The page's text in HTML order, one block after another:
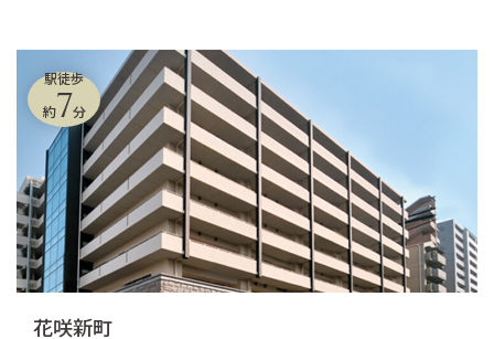
駅徒歩
約7分
花咲新町